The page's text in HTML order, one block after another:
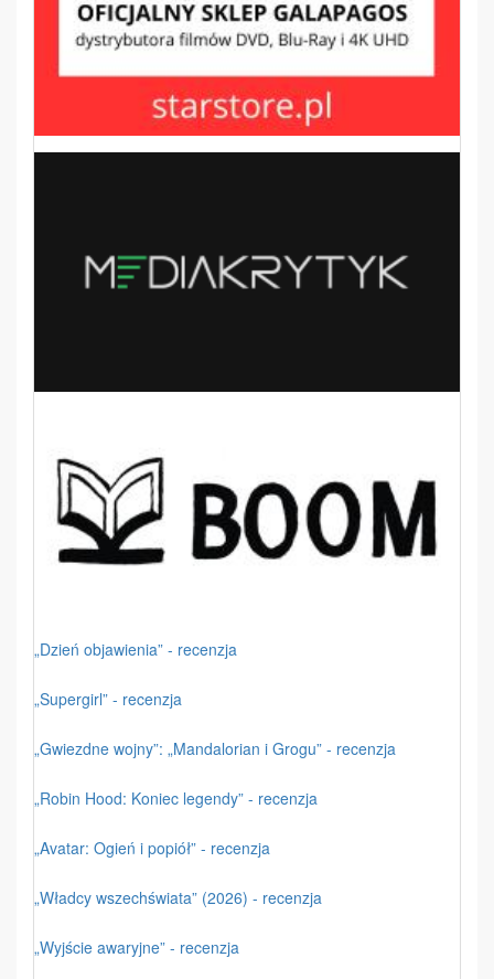
„Dzień objawienia” - recenzja
„Supergirl” - recenzja
„Gwiezdne wojny”: „Mandalorian i Grogu” - recenzja
„Robin Hood: Koniec legendy” - recenzja
„Avatar: Ogień i popiół” - recenzja
„Władcy wszechświata” (2026) - recenzja
„Wyjście awaryjne” - recenzja